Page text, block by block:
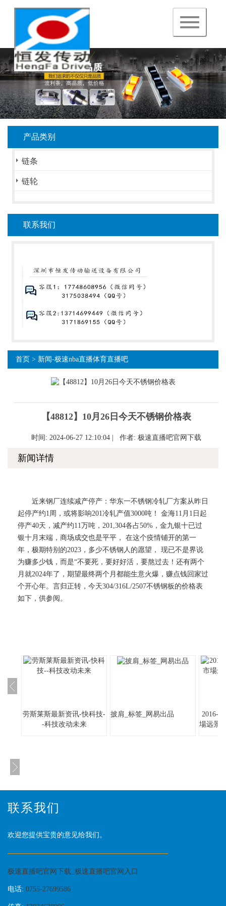
navigation
产品类别
链条
链轮
联系我们
首页 > 新闻-极速nba直播体育直播吧
【48812】10月26日今天不锈钢价格表
时间: 2024-06-27 12:10:04 | 作者: 极速直播吧官网下载
新闻详情
近来钢厂连续减产停产：华东一不锈钢冷轧厂方案从昨日
起停产约1周，或将影响201冷轧产值3000吨！ 金海11月1日起
停产40天，减产约11万吨，201,304各占50%，金九银十已过
银十月末端，商场成交也是平平， 在这个疫情铺开的第一
年，极期特别的2023，多少不锈钢人的愿望， 现已不是界说
为赚多少钱，而是“不要死，要好好活，要熬过去！还有两个
月就2024年了，期望最终两个月都能生意火爆，赚点钱回家过
个开心年。言归正转，今天304/316L/2507不锈钢板的价格表
如下，供参阅。
劳斯莱斯最新资讯-快科技-
-科技改动未来
披肩_标签_网易出品
2016-
場远景
联系我们
欢迎您提供宝贵的意见给我们。
极速直播吧官网下载_极速直播吧官网入口
电话: 0755-27699586